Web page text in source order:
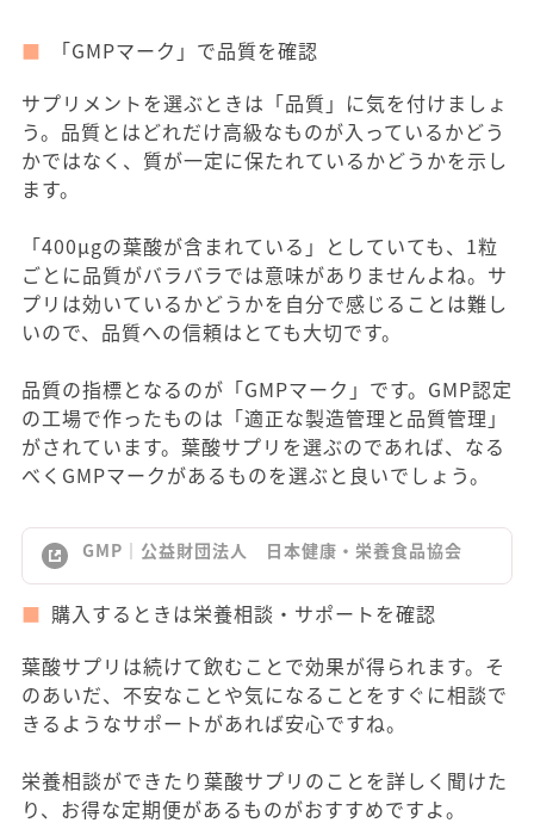
「GMPマーク」で品質を確認
サプリメントを選ぶときは「品質」に気を付けましょ
う。品質とはどれだけ高級なものが入っているかどう
かではなく、質が一定に保たれているかどうかを示し
ます。
「400μgの葉酸が含まれている」としていても、1粒
ごとに品質がバラバラでは意味がありませんよね。サ
プリは効いているかどうかを自分で感じることは難し
いので、品質への信頼はとても大切です。
品質の指標となるのが「GMPマーク」です。GMP認定
の工場で作ったものは「適正な製造管理と品質管理」
がされています。葉酸サプリを選ぶのであれば、なる
べくGMPマークがあるものを選ぶと良いでしょう。
GMP｜公益財団法人 日本健康・栄養食品協会
購入するときは栄養相談・サポートを確認
葉酸サプリは続けて飲むことで効果が得られます。そ
のあいだ、不安なことや気になることをすぐに相談で
きるようなサポートがあれば安心ですね。
栄養相談ができたり葉酸サプリのことを詳しく聞けた
り、お得な定期便があるものがおすすめですよ。